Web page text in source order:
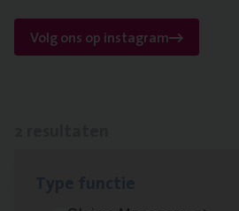
Volg ons op instagram
Busi­ness Mana­ger Mari­ne